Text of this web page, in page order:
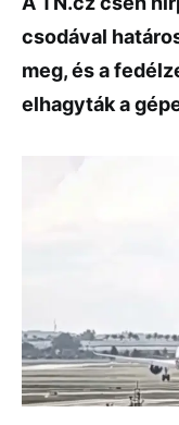
csodával
meg, és a
elhagyták a